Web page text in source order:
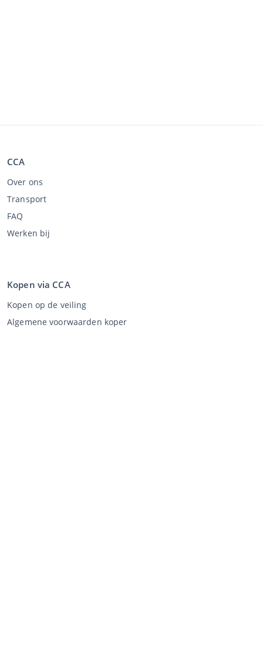
CCA
Over ons
Transport
FAQ
Werken bij
Kopen via CCA
Kopen op de veiling
Algemene voorwaarden koper